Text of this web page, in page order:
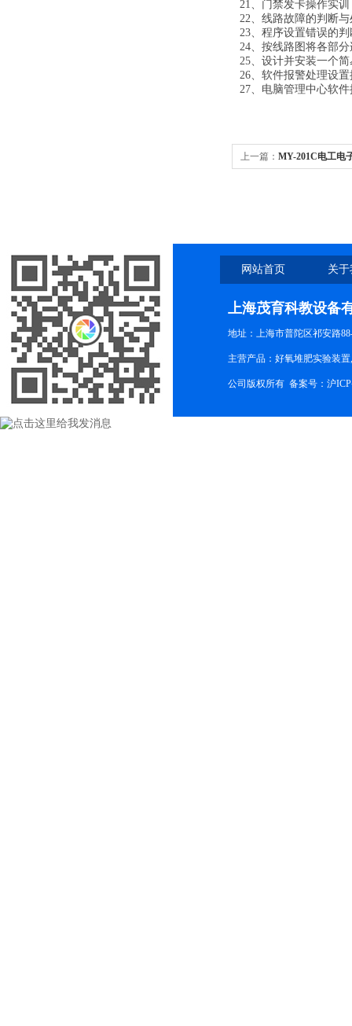
21、门禁发卡操作实训
22、线路故障的判断
23、程序设置错误的
24、按线路图将各部
25、设计并安装一个
26、软件报警处理设置
27、电脑管理中心软件
上一篇： MY-201C电工电
网站首页 关
上海茂育科教设备
地址：上海市普陀区祁安路
主营产品：好氧堆肥实验装
公司版权所有 备案号： 沪